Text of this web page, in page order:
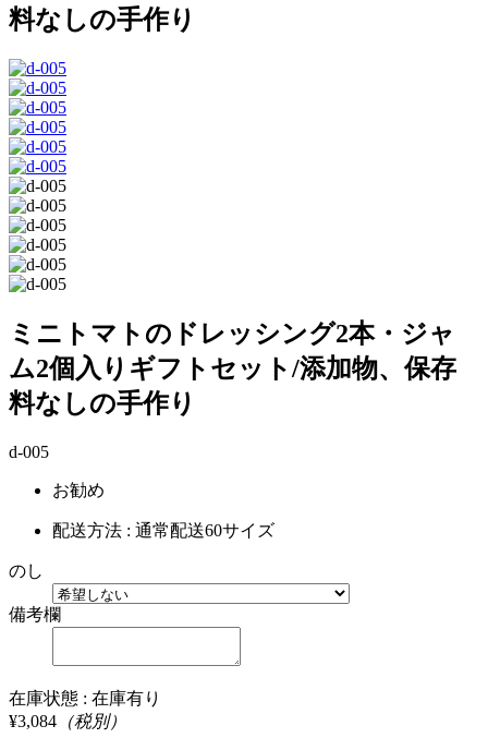
料なしの手作り
ミニトマトのドレッシング2本・ジャ
ム2個入りギフトセット/添加物、保存
料なしの手作り
d-005
お勧め
配送方法 : 通常配送60サイズ
のし
備考欄
在庫状態 : 在庫有り
¥3,084 （税別）